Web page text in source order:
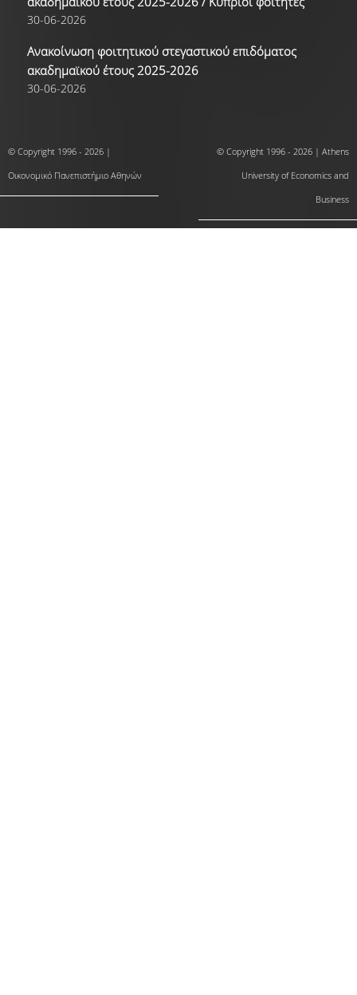
30-06-2026
Ανακοίνωση φοιτητικού στεγαστικού επιδόματος
ακαδημαϊκού έτους 2025-2026
30-06-2026
© Copyright 1996 - 2026 |
Οικονομικό Πανεπιστήμιο Αθηνών
© Copyright 1996 - 2026 | Athens
University of Economics and
Business